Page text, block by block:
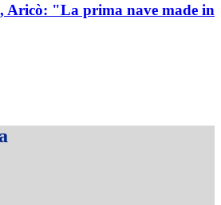
Aricò: "La prima nave made in